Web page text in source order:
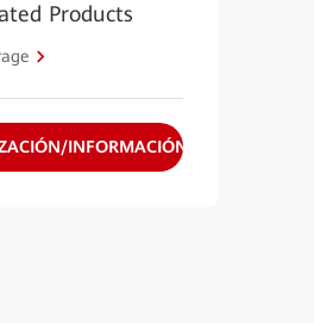
Products
INFORMACIÓN